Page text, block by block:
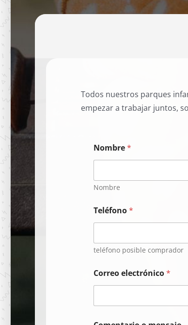
Todos nuestros parques
empezar a trabajar juntos,
Nombre*
Nombre
Teléfono*
teléfono posible comprador
Correo electrónico*